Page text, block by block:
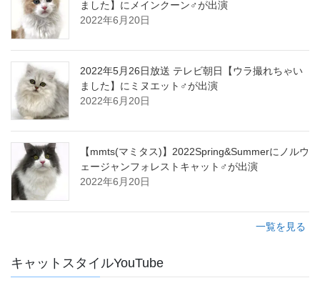
ました】にメインクーン♂が出演
2022年6月20日
2022年5月26日放送 テレビ朝日【ウラ撮れちゃい
ました】にミヌエット♂が出演
2022年6月20日
【mmts(マミタス)】2022Spring&Summerにノルウ
ェージャンフォレストキャット♂が出演
2022年6月20日
一覧を見る
キャットスタイルYouTube